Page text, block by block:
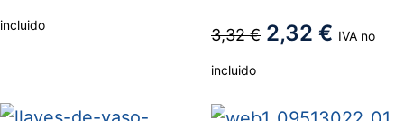
incluido 3,32€ 2,32 € IVA no
incluido